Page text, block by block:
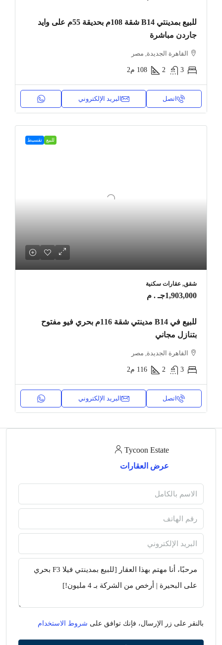
للبيع بمدينتي B14 شقة 108م بحديقة 55م على وايد
جاردن مباشرة
القاهرة الجديدة, مصر
3
2
108 م2
اتصل البريد الإلكتروني
للبيع تقسيط
شقق, عقارات سكنية
1,903,000جـ . م
للبيع في B14 مدينتي شقة 116م بحري فيو مفتوح
بتنازل مجاني
القاهرة الجديدة, مصر
3
2
116 م2
اتصل البريد الإلكتروني
Tycoon Estate
عرض العقارات
بالنقر على زر الإرسال، فإنك توافق على شروط الاستخدام